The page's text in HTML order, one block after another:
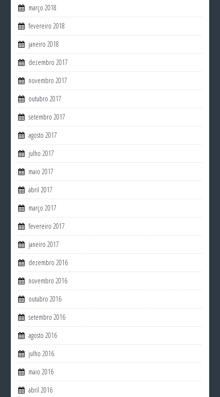
março 2018
fevereiro 2018
janeiro 2018
dezembro 2017
novembro 2017
outubro 2017
setembro 2017
agosto 2017
julho 2017
maio 2017
abril 2017
março 2017
fevereiro 2017
janeiro 2017
dezembro 2016
novembro 2016
outubro 2016
setembro 2016
agosto 2016
julho 2016
maio 2016
abril 2016